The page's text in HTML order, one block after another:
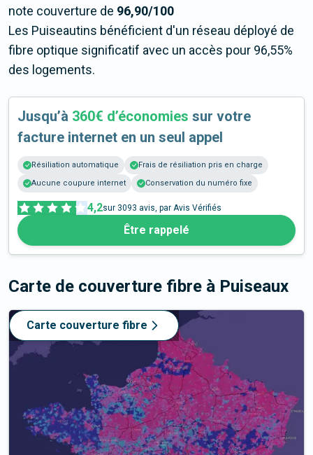
note couverture de 96,90/100
Les Puiseautins bénéficient d'un réseau déployé de
fibre optique significatif avec un accès pour 96,55%
des logements.
Jusqu’à 360€ d’économies sur votre
facture internet en un seul appel
Résiliation automatique
Frais de résiliation pris en charge
Aucune coupure internet
Conservation du numéro fixe
4,2sur 3093 avis, par Avis Vérifiés
Être rappelé
Carte de couverture fibre à Puiseaux
Carte couverture fibre